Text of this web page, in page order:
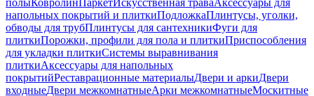
полыКовролинПаркетИскусственная траваАксессуары для
напольных покрытий и плиткиПодложкаПлинтусы, уголки,
обводы для трубПлинтусы для сантехникиФуги для
плиткиПорожки, профили для пола и плиткиПриспособления
для укладки плиткиСистемы выравнивания
плиткиАксессуары для напольных
покрытийРеставрационные материалыДвери и аркиДвери
входныеДвери межкомнатныеАрки межкомнатныеМоскитные